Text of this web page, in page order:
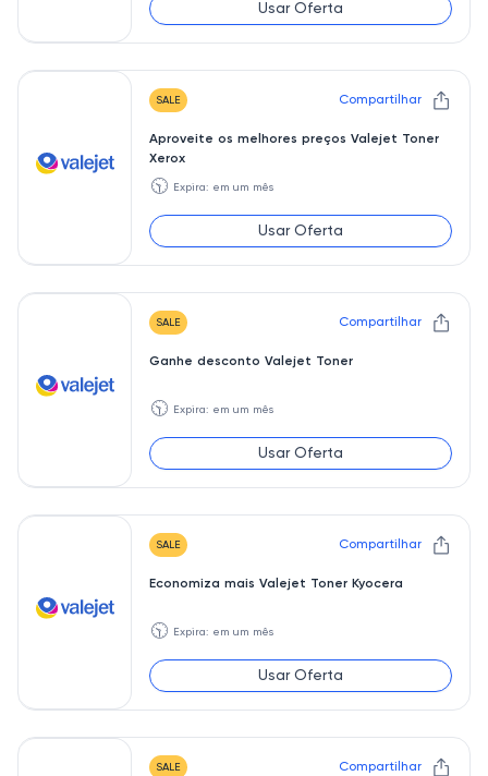
Usar Oferta
SALE Compartilhar
Aproveite os melhores preços Valejet Toner
Xerox
🕥 Expira: em um mês
Usar Oferta
SALE Compartilhar
Ganhe desconto Valejet Toner
🕥 Expira: em um mês
Usar Oferta
SALE Compartilhar
Economiza mais Valejet Toner Kyocera
🕥 Expira: em um mês
Usar Oferta
SALE Compartilhar